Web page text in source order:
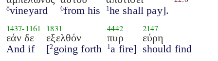
8vineyard 6from his 1 he shall pay].
1437-1161
εάν δε
And if
1831
εξελθόν
[2 going forth
4442
πυρ
1 a fire]
2147
εύρη
should find